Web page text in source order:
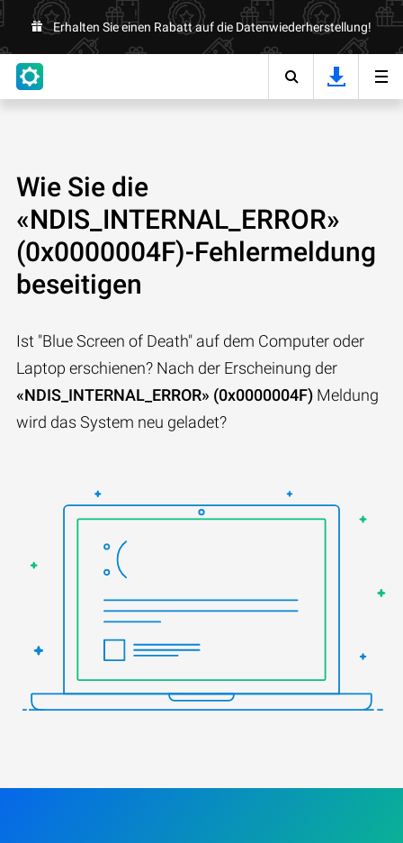
Erhalten Sie einen Rabatt auf die Datenwiederherstellung!
Wie Sie die
«NDIS_INTERNAL_ERROR»
(0x0000004F)-Fehlermeldung
beseitigen
Ist "Blue Screen of Death" auf dem Computer oder
Laptop erschienen? Nach der Erscheinung der
«NDIS_INTERNAL_ERROR» (0x0000004F) Meldung
wird das System neu geladet?